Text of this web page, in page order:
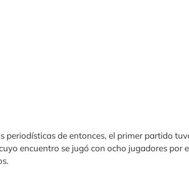
periodísticas de entonces, el primer partido
encuentro se jugó con ocho jugadores por